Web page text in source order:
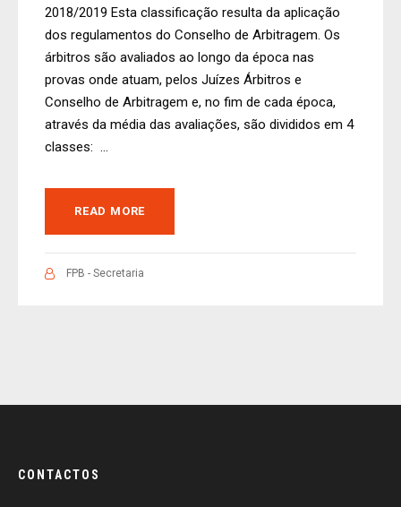
2018/2019 Esta classificação resulta da aplicação
dos regulamentos do Conselho de Arbitragem. Os
árbitros são avaliados ao longo da época nas
provas onde atuam, pelos Juízes Árbitros e
Conselho de Arbitragem e, no fim de cada época,
através da média das avaliações, são divididos em 4
classes: ...
READ MORE
FPB - Secretaria
CONTACTOS